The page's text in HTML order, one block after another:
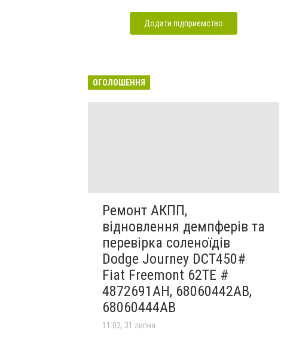
Додати підприємство
ОГОЛОШЕННЯ
Ремонт АКПП,
відновлення демпферів та
перевірка соленоїдів
Dodge Journey DCT450#
Fiat Freemont 62TE #
4872691AH, 68060442AB,
68060444AB
11:02, 31 липня